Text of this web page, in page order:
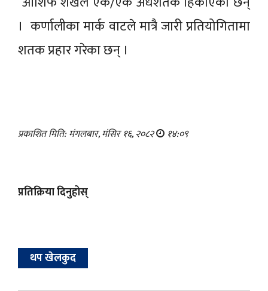
। कर्णालीका मार्क वाटले मात्रै जारी प्रतियोगितामा
शतक प्रहार गरेका छन् ।
प्रकाशित मिति: मंगलबार, मंसिर १६, २०८२ १४:०९
प्रतिक्रिया दिनुहोस्
थप खेलकुद